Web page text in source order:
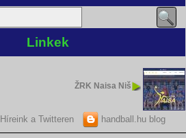
Linkek
ŽRK Naisa Niš
Híreink a Twitteren handball.hu blog